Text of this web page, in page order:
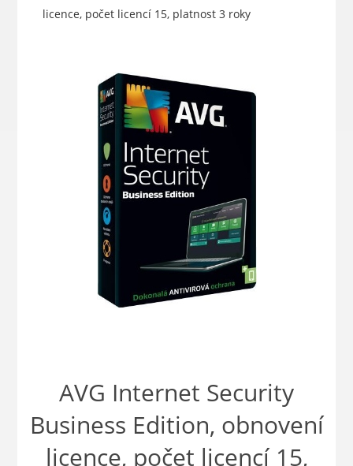
licence, počet licencí 15, platnost 3 roky
AVG Internet Security
Business Edition, obnovení
licence, počet licencí 15,